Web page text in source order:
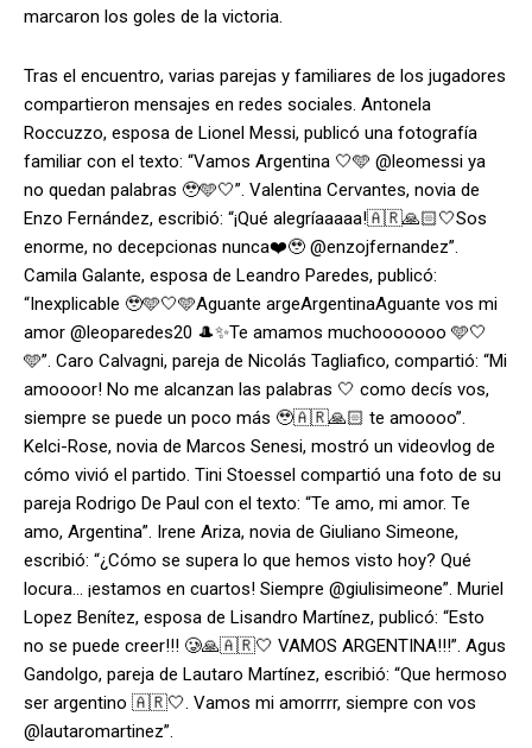
marcaron los goles de la victoria.
Tras el encuentro, varias parejas y familiares de los jugadores
compartieron mensajes en redes sociales. Antonela
Roccuzzo, esposa de Lionel Messi, publicó una fotografía
familiar con el texto: “Vamos Argentina 🤍🩵 @leomessi ya
no quedan palabras 🥹🩵🤍”. Valentina Cervantes, novia de
Enzo Fernández, escribió: “¡Qué alegríaaaaa!🇦🇷🙏🏻🤍Sos
enorme, no decepcionas nunca❤️🥹 @enzojfernandez”.
Camila Galante, esposa de Leandro Paredes, publicó:
“Inexplicable 🥹🩵🤍🩵Aguante argeArgentinaAguante vos mi
amor @leoparedes20 🎩✨Te amamos muchooooooo 🩵🤍
🩵”. Caro Calvagni, pareja de Nicolás Tagliafico, compartió: “Mi
amoooor! No me alcanzan las palabras 🤍 como decís vos,
siempre se puede un poco más 🥹🇦🇷🙏🏻 te amoooo”.
Kelci-Rose, novia de Marcos Senesi, mostró un videovlog de
cómo vivió el partido. Tini Stoessel compartió una foto de su
pareja Rodrigo De Paul con el texto: “Te amo, mi amor. Te
amo, Argentina”. Irene Ariza, novia de Giuliano Simeone,
escribió: “¿Cómo se supera lo que hemos visto hoy? Qué
locura… ¡estamos en cuartos! Siempre @giulisimeone”. Muriel
Lopez Benítez, esposa de Lisandro Martínez, publicó: “Esto
no se puede creer!!! 🥲🙏🇦🇷🤍 VAMOS ARGENTINA!!!”. Agus
Gandolgo, pareja de Lautaro Martínez, escribió: “Que hermoso
ser argentino 🇦🇷🤍. Vamos mi amorrrr, siempre con vos
@lautaromartinez”.